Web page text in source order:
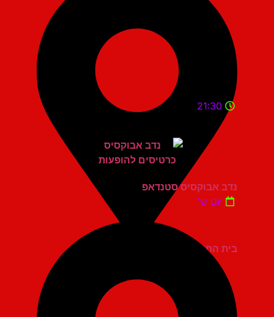
בית החייל תל אביב
21:30
נדב אבוקסיס סטנדאפ
יום ש'